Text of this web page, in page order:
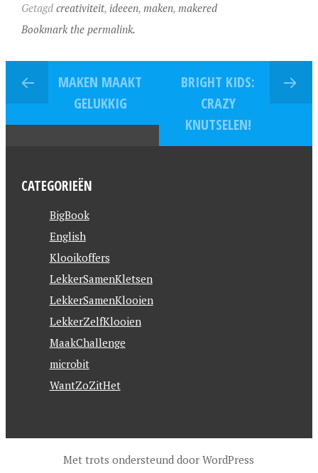
Getagd creativiteit, ideeen, maken, makered
Bookmark the permalink.
MAKEN MAAKT
GELUKKIG
BRIGHT KIDS:
CRAZY
KNUTSELEN!
CATEGORIEËN
BigBook
English
Klooikoffers
LekkerSamenKletsen
LekkerSamenKlooien
LekkerZelfKlooien
MaakChallenge
microbit
WantZoZitHet
Met trots ondersteund door WordPress